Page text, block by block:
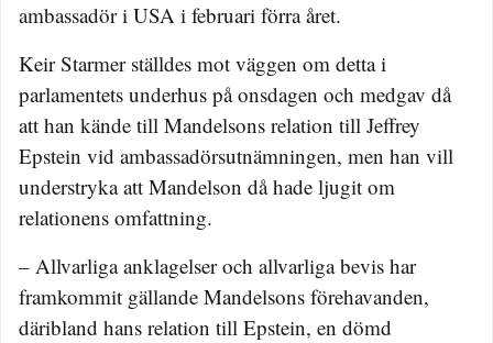
ambassadör i USA i februari förra året.
Keir Starmer ställdes mot väggen om detta i
parlamentets underhus på onsdagen och medgav då
att han kände till Mandelsons relation till Jeffrey
Epstein vid ambassadörsutnämningen, men han vill
understryka att Mandelson då hade ljugit om
relationens omfattning.
– Allvarliga anklagelser och allvarliga bevis har
framkommit gällande Mandelsons förehavanden,
däribland hans relation till Epstein, en dömd